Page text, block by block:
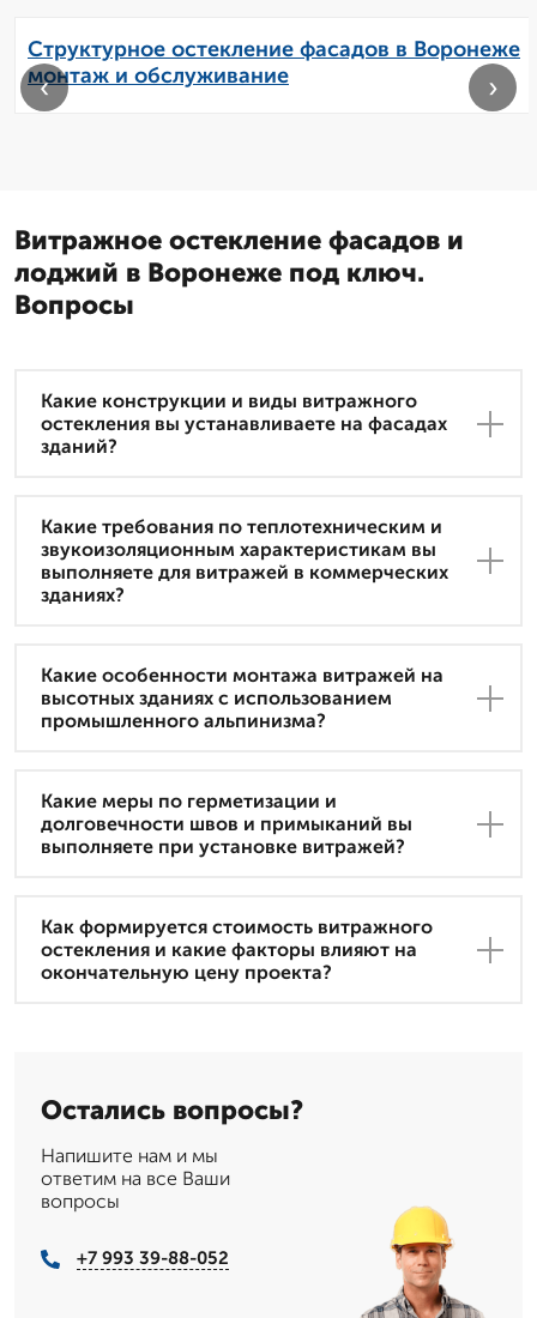
Структурное остекление фасадов в Воронеже
монтаж и обслуживание
‹ ›
Витражное остекление фасадов и
лоджий в Воронеже под ключ.
Вопросы
Какие конструкции и виды витражного
остекления вы устанавливаете на фасадах
зданий?
Какие требования по теплотехническим и
звукоизоляционным характеристикам вы
выполняете для витражей в коммерческих
зданиях?
Какие особенности монтажа витражей на
высотных зданиях с использованием
промышленного альпинизма?
Какие меры по герметизации и
долговечности швов и примыканий вы
выполняете при установке витражей?
Как формируется стоимость витражного
остекления и какие факторы влияют на
окончательную цену проекта?
Остались вопросы?
Напишите нам и мы
ответим на все Ваши
вопросы
+7 993 39-88-052